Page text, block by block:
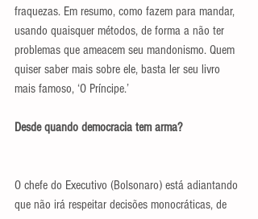
fraquezas. Em resumo, como fazem para mandar,
usando quaisquer métodos, de forma a não ter
problemas que ameacem seu mandonismo. Quem
quiser saber mais sobre ele, basta ler seu livro
mais famoso, ‘O Príncipe.’
Desde quando democracia tem arma?
O chefe do Executivo (Bolsonaro) está adiantando
que não irá respeitar decisões monocráticas, de